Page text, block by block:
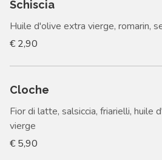
Schiscia
Huile d'olive extra vierge, romarin,
€ 2,90
Cloche
Fior di latte, salsiccia, friarielli, huile
vierge
€ 5,90